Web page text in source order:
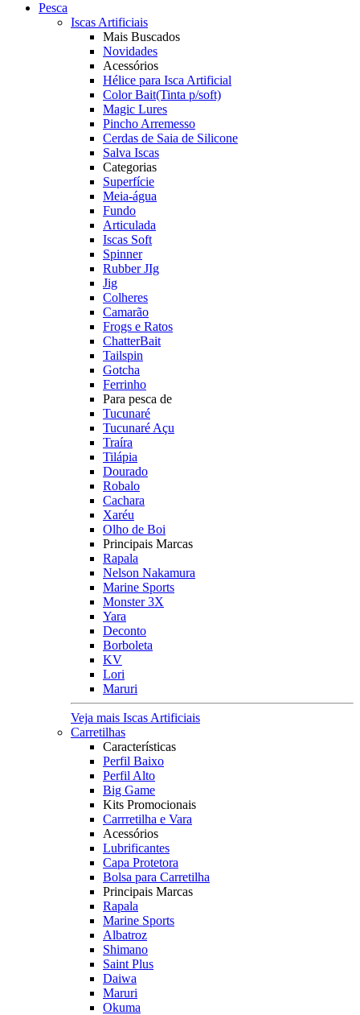
Pesca
Iscas Artificiais
Mais Buscados
Novidades
Acessórios
Hélice para Isca Artificial
Color Bait(Tinta p/soft)
Magic Lures
Pincho Arremesso
Cerdas de Saia de Silicone
Salva Iscas
Categorias
Superfície
Meia-água
Fundo
Articulada
Iscas Soft
Spinner
Rubber JIg
Jig
Colheres
Camarão
Frogs e Ratos
ChatterBait
Tailspin
Gotcha
Ferrinho
Para pesca de
Tucunaré
Tucunaré Açu
Traíra
Tilápia
Dourado
Robalo
Cachara
Xaréu
Olho de Boi
Principais Marcas
Rapala
Nelson Nakamura
Marine Sports
Monster 3X
Yara
Deconto
Borboleta
KV
Lori
Maruri
Veja mais Iscas Artificiais
Carretilhas
Características
Perfil Baixo
Perfil Alto
Big Game
Kits Promocionais
Carrretilha e Vara
Acessórios
Lubrificantes
Capa Protetora
Bolsa para Carretilha
Principais Marcas
Rapala
Marine Sports
Albatroz
Shimano
Saint Plus
Daiwa
Maruri
Okuma